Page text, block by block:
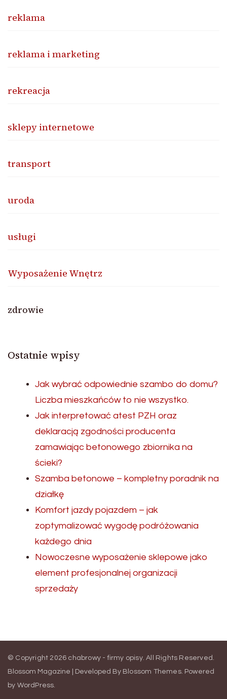
reklama
reklama i marketing
rekreacja
sklepy internetowe
transport
uroda
usługi
Wyposażenie Wnętrz
zdrowie
Ostatnie wpisy
Jak wybrać odpowiednie szambo do domu?
Liczba mieszkańców to nie wszystko.
Jak interpretować atest PZH oraz
deklaracją zgodności producenta
zamawiając betonowego zbiornika na
ścieki?
Szamba betonowe – kompletny poradnik na
działkę
Komfort jazdy pojazdem – jak
zoptymalizować wygodę podróżowania
każdego dnia
Nowoczesne wyposażenie sklepowe jako
element profesjonalnej organizacji
sprzedaży
© Copyright 2026 chabrowy - firmy opisy. All Rights Reserved.
Blossom Magazine | Developed By Blossom Themes. Powered
by WordPress.